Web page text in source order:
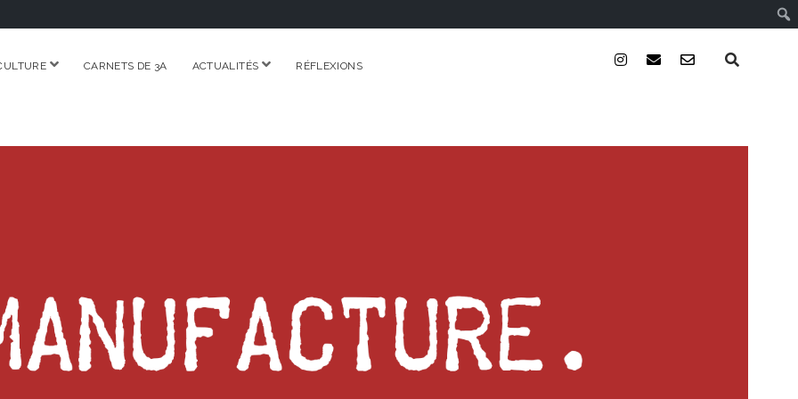
ouvrirCARNETS DE 3A ACTUALITÉS ouvrirRÉFLEXIONS instagram
emailemail-